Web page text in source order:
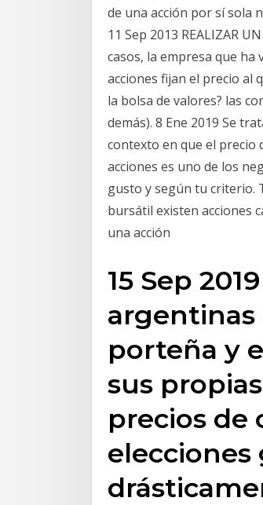
de una acción por sí sola
11 Sep 2013 REALIZAR
casos, la empresa que ha
acciones fijan el precio al
la bolsa de valores? las
demás). 8 Ene 2019 Se
contexto en que el precio
acciones es uno de los
gusto y según tu criterio.
bursátil existen acciones
una acción
15 Sep
argentinas
porteña y
sus
precios de
elecciones